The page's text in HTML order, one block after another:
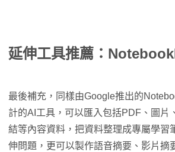
延伸工具推薦：
最後補充，同樣由Google推出的
計的AI工具，可以匯入包括PDF、圖片
結等內容資料，把資料整理成專屬學習
伸問題，更可以製作語音摘要、影片摘